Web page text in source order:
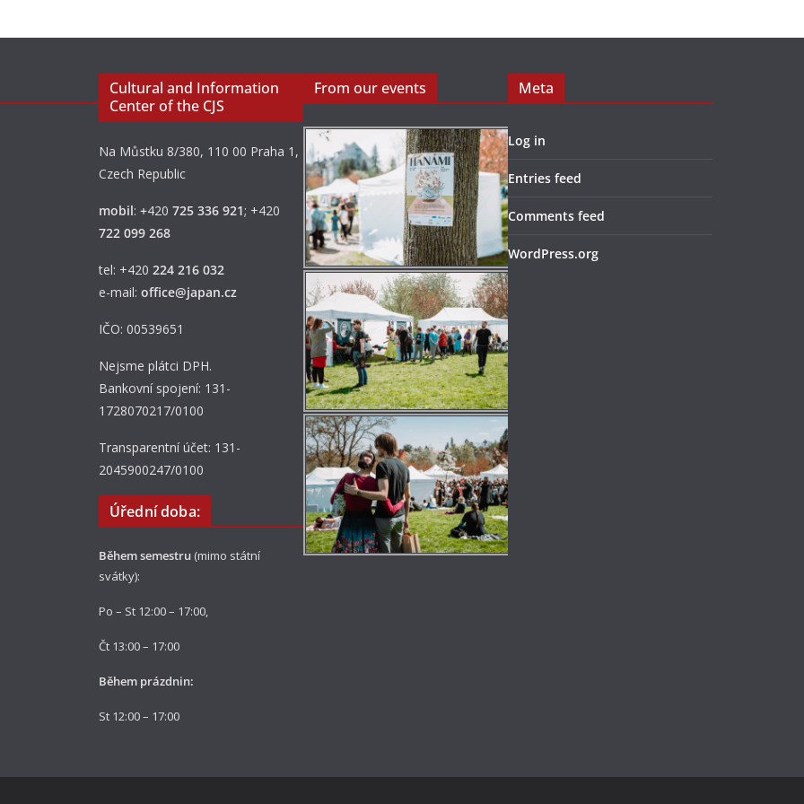
Cultural and Information
Center of the CJS
Na Můstku 8/380, 110 00 Praha 1,
Czech Republic
mobil: +420 725 336 921; +420
722 099 268
tel: +420 224 216 032
e-mail: office@japan.cz
IČO: 00539651
Nejsme plátci DPH.
Bankovní spojení: 131-
1728070217/0100
Transparentní účet: 131-
2045900247/0100
Úřední doba:
Během semestru (mimo státní
svátky):
Po – St 12:00 – 17:00,
Čt 13:00 – 17:00
Během prázdnin:
St 12:00 – 17:00
From our events Meta
Log in
Entries feed
Comments feed
WordPress.org